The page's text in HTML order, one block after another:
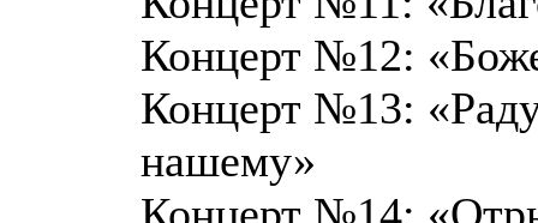
Концерт №12:
Концерт №13:
нашему»